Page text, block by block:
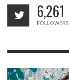
6,261
FOLLOWERS